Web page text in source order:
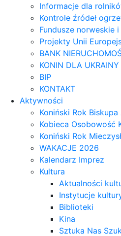
Informacje dla
Kontrole źródeł
Fundusze norweskie i
Projekty Unii
BANK
KONIN DLA UKRAINY
BIP
KONTAKT
Aktywności
Koniński Rok
Kobieca Osobowość
Koniński Rok
WAKACJE 2026
Kalendarz Imprez
Kultura
Aktualności
Instytucje
Biblioteki
Kina
Sztuka Nas